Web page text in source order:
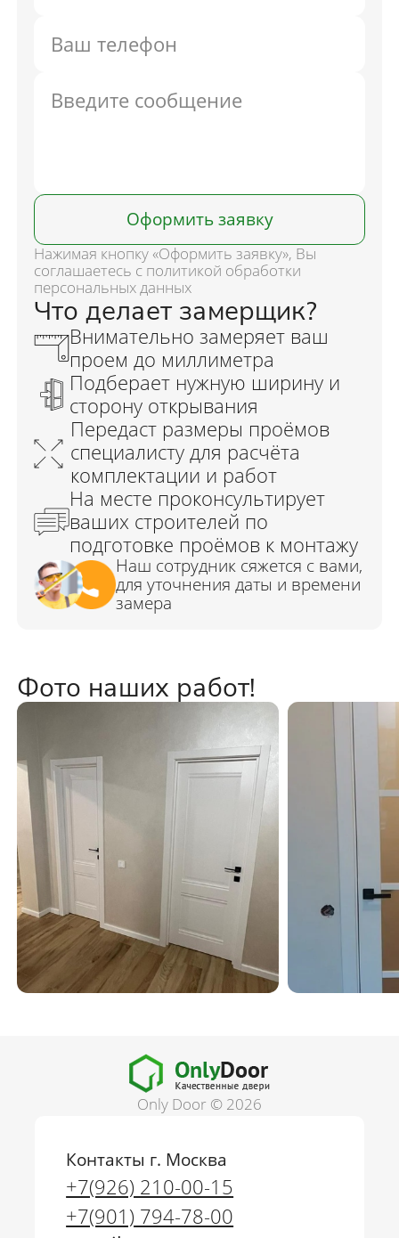
Оформить заявку
Нажимая кнопку «Оформить заявку», Вы
соглашаетесь с политикой обработки
персональных данных
Фото наших работ!
Only Door © 2026
Контакты г. Москва
+7(926) 210-00-15
+7(901) 794-78-00